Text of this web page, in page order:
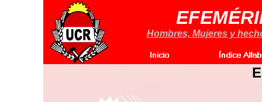
Hombres, Mujeres y